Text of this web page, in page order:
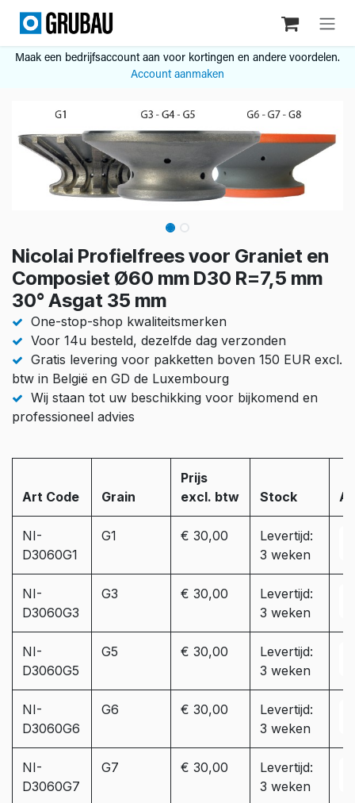
Overslaan naar inhoud
Maak een bedrijfsaccount aan voor kortingen en andere voordelen.
Account aanmaken
Nicolai Profielfrees voor Graniet en
Composiet Ø60 mm D30 R=7,5 mm
30° Asgat 35 mm
One-stop-shop kwaliteitsmerken
Voor 14u besteld, dezelfde dag verzonden
Gratis levering voor pakketten boven 150 EUR excl.
btw in België en GD de Luxembourg
Wij staan tot uw beschikking voor bijkomend en
professioneel advies
Art Code Grain
Prijs
excl. btw
Stock
NI-
D3060G1
G1 € 30,00
Levertijd:
3 weken
NI-
D3060G3
G3 € 30,00
Levertijd:
3 weken
NI-
D3060G5
G5 € 30,00
Levertijd:
3 weken
NI-
D3060G6
G6 € 30,00
Levertijd:
3 weken
NI-
D3060G7
G7 € 30,00
Levertijd:
3 weken